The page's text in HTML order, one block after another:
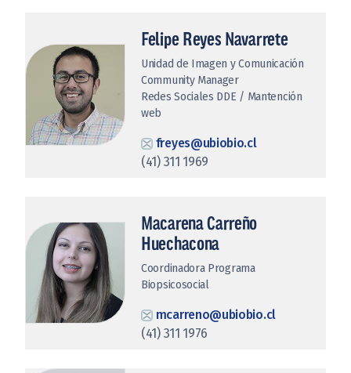
Felipe Reyes Navarrete
Unidad de Imagen y Comunicación
Community Manager
Redes Sociales DDE / Mantención
web
freyes@ubiobio.cl
(41) 311 1969
Macarena Carreño
Huechacona
Coordinadora Programa
Biopsicosocial
mcarreno@ubiobio.cl
(41) 311 1976